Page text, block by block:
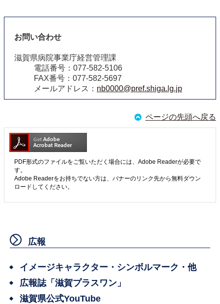
お問い合わせ
滋賀県病院事業庁経営管理課
電話番号：077-582-5106
FAX番号：077-582-5697
メールアドレス： nb0000@pref.shiga.lg.jp
ページの先頭へ戻る
PDF形式のファイルをご覧いただく場合には、Adobe Readerが必要で
す。
Adobe Readerをお持ちでない方は、バナーのリンク先から無料ダウン
ロードしてください。
広報
イメージキャラクター・シンボルマーク・他
広報誌「滋賀プラスワン」
滋賀県公式YouTube